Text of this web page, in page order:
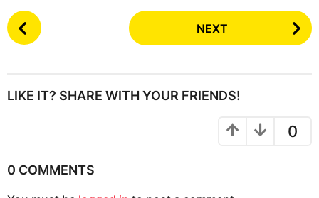
P
o
P
n
NEXT
LIKE IT? SHARE WITH YOUR FRIENDS!
0
0 COMMENTS